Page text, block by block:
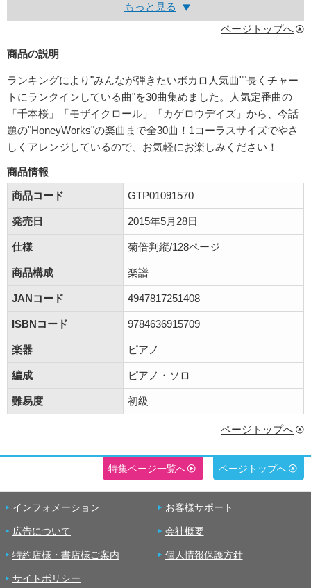
もっと見る
ページトップへ
商品の説明
ランキングにより"みんなが弾きたいボカロ人気曲""長くチャー
トにランクインしている曲"を30曲集めました。人気定番曲の
「千本桜」「モザイクロール」「カゲロウデイズ」から、今話
題の"HoneyWorks"の楽曲まで全30曲！1コーラスサイズでやさ
しくアレンジしているので、お気軽にお楽しみください！
商品情報
商品コード
GTP01091570
発売日 2015年5月28日
仕様 菊倍判縦/128ページ
商品構成 楽譜
JANコード 4947817251408
ISBNコード 9784636915709
楽器 ピアノ
編成 ピアノ・ソロ
難易度 初級
ページトップへ
特集ページ一覧へ ページトップへ
インフォメーション お客様サポート
広告について 会社概要
特約店様・書店様ご案内 個人情報保護方針
サイトポリシー